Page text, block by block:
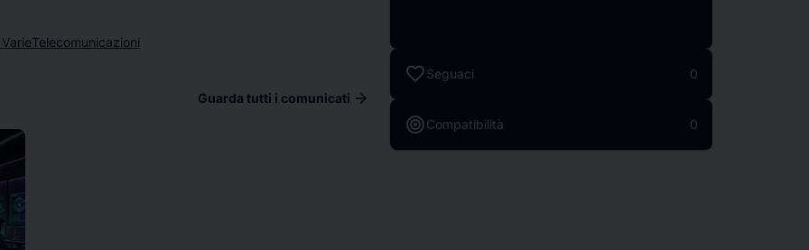
Telecomunicazioni
Guarda tutti i comunicati arrow_forward
favoriteSeguaci 0
targetCompatibilità 0